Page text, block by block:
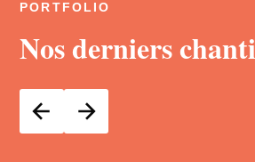
PORTFOLIO
Nos derniers